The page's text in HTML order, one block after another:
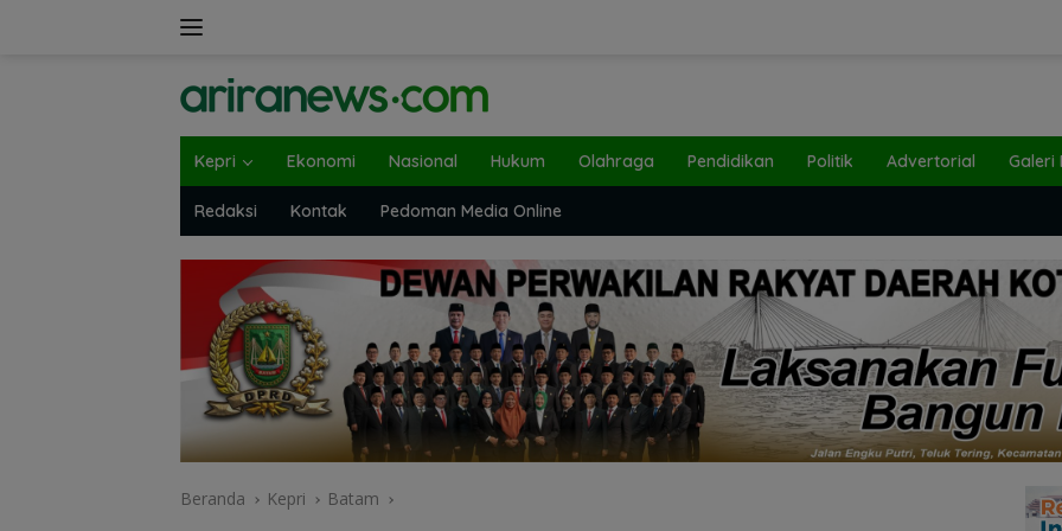
Kepri Ekonomi Nasional Hukum Olahraga Pendidikan Politik Advertorial Galeri
Redaksi Kontak Pedoman Media Online
Beranda Kepri Batam